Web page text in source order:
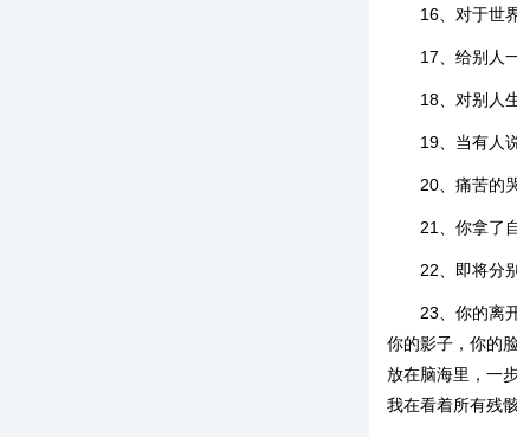
16、对于世
17、给别人
18、对别人
19、当有人
20、痛苦的
21、你拿了
22、即将分
23、你的离
你的影子，你的
放在脑海里，一
我在看着所有残